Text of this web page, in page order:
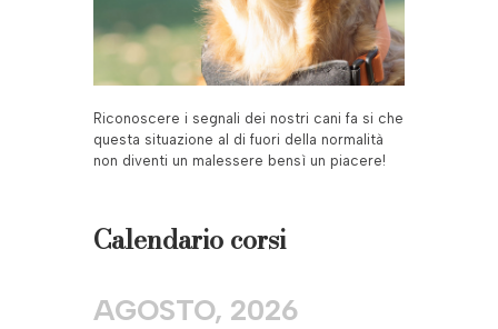
Riconoscere i segnali dei nostri cani fa si che
questa situazione al di fuori della normalità
non diventi un malessere bensì un piacere!
Calendario corsi
AGOSTO, 2026